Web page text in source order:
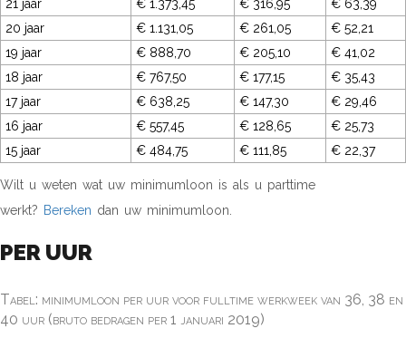
21 jaar
€ 1.373,45 € 316,95
€ 63,39
20 jaar
€ 1.131,05 € 261,05
€ 52,21
19 jaar
€ 888,70 € 205,10
€ 41,02
18 jaar
€ 767,50 € 177,15
€ 35,43
17 jaar
€ 638,25 € 147,30
€ 29,46
16 jaar
€ 557,45 € 128,65
€ 25,73
15 jaar
€ 484,75 € 111,85 € 22,37
Wilt u weten wat uw minimumloon is als u parttime
werkt? Bereken dan uw minimumloon.
PER UUR
Tabel: minimumloon per uur voor fulltime werkweek van 36, 38 en
40 uur (bruto bedragen per 1 januari 2019)